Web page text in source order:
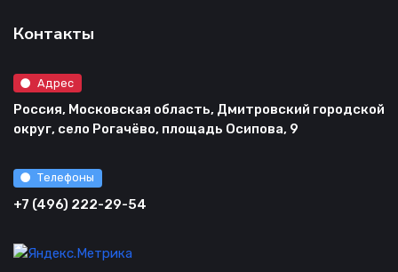
Контакты
Адрес
Россия, Московская область, Дмитровский городской
округ, село Рогачёво, площадь Осипова, 9
Телефоны
+7 (496) 222-29-54